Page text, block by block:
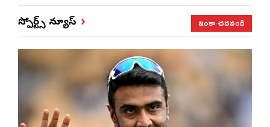
స్పోర్ట్స్ న్యూస్ ఇంకా చదవండి